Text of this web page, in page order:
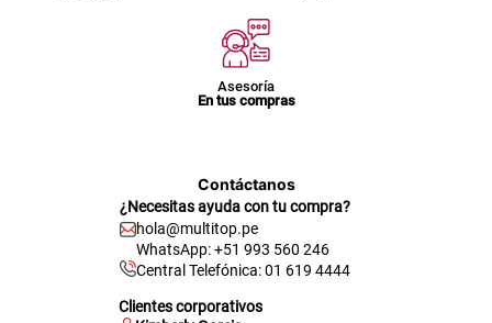
Asesoría
En tus compras
Contáctanos
¿Necesitas ayuda con tu compra?
hola@multitop.pe
WhatsApp: +51 993 560 246
Central Telefónica: 01 619 4444
Clientes corporativos